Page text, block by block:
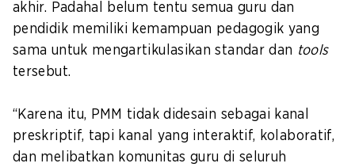
akhir. Padahal belum tentu semua guru dan
pendidik memiliki kemampuan pedagogik yang
sama untuk mengartikulasikan standar dan tools
tersebut.
“Karena itu, PMM tidak didesain sebagai kanal
preskriptif, tapi kanal yang interaktif, kolaboratif,
dan melibatkan komunitas guru di seluruh